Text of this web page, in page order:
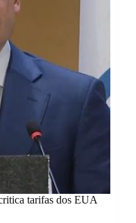
tarifas dos EUA